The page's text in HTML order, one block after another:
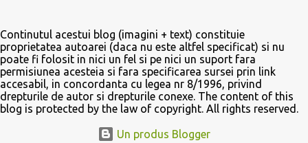
din zeamă e bine să rămână acolo. Apoi se pune boasca în saci de
plastic și se așteaptă măcar câteva zile. O puteți lăsa deoparte și 2-
3 luni, nu e nici o problemă. Apoi se pune într-un cazan de felul
celui din poză (dar e mult mai bine să fie din cupru), cazanul să nu
fie plin ochi, să rămână spațiu cam de o palmă. Apoi se pune
capacul peste cazan și se lipește de jur împrejurul vasului cu un
aluat făcut din făină cu apă. Un pic de aluat se pune și în partea de
Continutul acestui blog (imagini + text) constituie
proprietatea autoarei (daca nu este altfel specificat) si nu
poate fi folosit in nici un fel si pe nici un suport fara
permisiunea acesteia si fara specificarea sursei prin link
accesabil, in concordanta cu legea nr 8/1996, privind
drepturile de autor si drepturile conexe. The content of this
blog is protected by the law of copyright. All rights reserved.
Un produs Blogger